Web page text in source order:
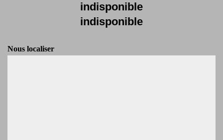
indisponible
indisponible
Nous localiser